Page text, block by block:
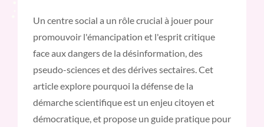
Un centre social a un rôle crucial à jouer pour
promouvoir l'émancipation et l'esprit critique
face aux dangers de la désinformation, des
pseudo-sciences et des dérives sectaires. Cet
article explore pourquoi la défense de la
démarche scientifique est un enjeu citoyen et
démocratique, et propose un guide pratique pour